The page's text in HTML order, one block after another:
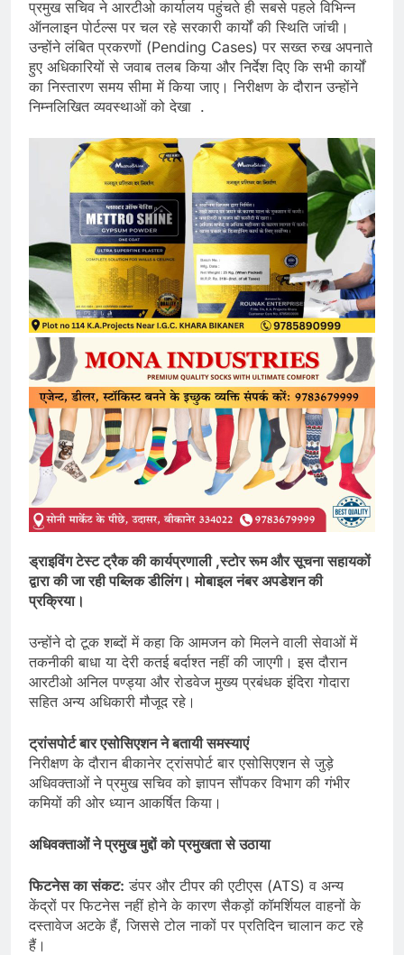
प्रमुख सचिव ने आरटीओ कार्यालय पहुंचते ही सबसे पहले विभिन्न
ऑनलाइन पोर्टल्स पर चल रहे सरकारी कार्यों की स्थिति जांची।
उन्होंने लंबित प्रकरणों (Pending Cases) पर सख्त रुख अपनाते
हुए अधिकारियों से जवाब तलब किया और निर्देश दिए कि सभी कार्यों
का निस्तारण समय सीमा में किया जाए। निरीक्षण के दौरान उन्होंने
निम्नलिखित व्यवस्थाओं को देखा .
ड्राइविंग टेस्ट ट्रैक की कार्यप्रणाली ,स्टोर रूम और सूचना सहायकों
द्वारा की जा रही पब्लिक डीलिंग। मोबाइल नंबर अपडेशन की
प्रक्रिया।
उन्होंने दो टूक शब्दों में कहा कि आमजन को मिलने वाली सेवाओं में
तकनीकी बाधा या देरी कतई बर्दाश्त नहीं की जाएगी। इस दौरान
आरटीओ अनिल पण्ड्या और रोडवेज मुख्य प्रबंधक इंदिरा गोदारा
सहित अन्य अधिकारी मौजूद रहे।
ट्रांसपोर्ट बार एसोसिएशन ने बतायी समस्याएं
निरीक्षण के दौरान बीकानेर ट्रांसपोर्ट बार एसोसिएशन से जुड़े
अधिवक्ताओं ने प्रमुख सचिव को ज्ञापन सौंपकर विभाग की गंभीर
कमियों की ओर ध्यान आकर्षित किया।
अधिवक्ताओं ने प्रमुख मुद्दों को प्रमुखता से उठाया
फिटनेस का संकट: डंपर और टीपर की एटीएस (ATS) व अन्य
केंद्रों पर फिटनेस नहीं होने के कारण सैकड़ों कॉमर्शियल वाहनों के
दस्तावेज अटके हैं, जिससे टोल नाकों पर प्रतिदिन चालान कट रहे
हैं।